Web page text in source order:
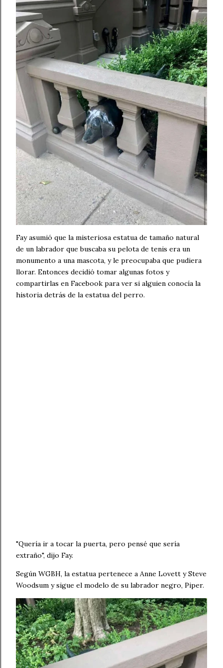
Fay asumió que la misteriosa estatua de tamaño natural
de un labrador que buscaba su pelota de tenis era un
monumento a una mascota, y le preocupaba que pudiera
llorar. Entonces decidió tomar algunas fotos y
compartirlas en Facebook para ver si alguien conocía la
historia detrás de la estatua del perro.
"Quería ir a tocar la puerta, pero pensé que sería
extraño", dijo Fay.
Según WGBH, la estatua pertenece a Anne Lovett y Steve
Woodsum y sigue el modelo de su labrador negro, Piper.